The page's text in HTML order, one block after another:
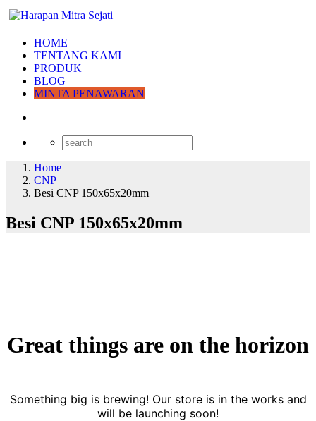
HOME
TENTANG KAMI
PRODUK
BLOG
MINTA PENAWARAN
Home
CNP
Besi CNP 150x65x20mm
Besi CNP 150x65x20mm
Great things are on the horizon
Something big is brewing! Our store is in the works and
will be launching soon!